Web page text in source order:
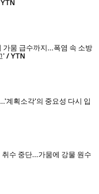
가뭄 급수까지...폭염 속 소방
' / YTN
계획소각'의 중요성 다시 입
수 중단...가뭄에 강물 원수